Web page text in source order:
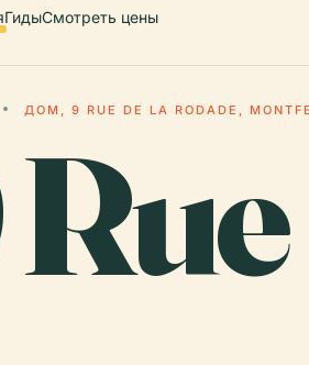
ГидыСмотреть цены
ДОМ, 9 RUE DE LA RODADE,